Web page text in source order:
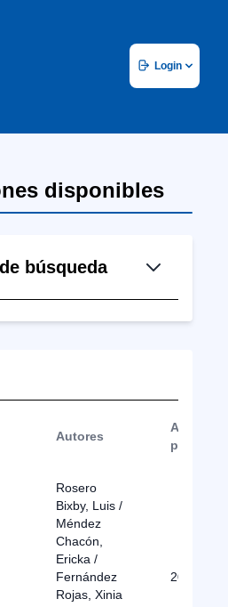
Login
disponibles
búsqueda
Autores
Año de
Rosero
Bixby, Luis /
Méndez
Chacón,
Ericka /
Fernández
Rojas, Xinia
2007